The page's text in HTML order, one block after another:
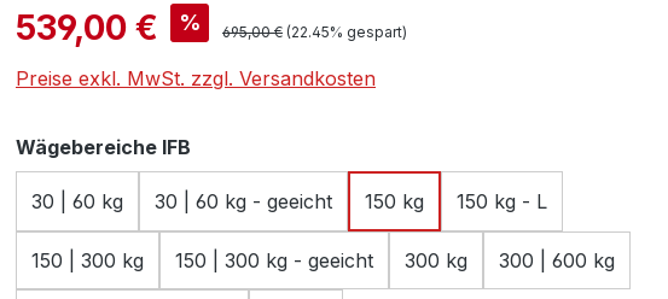
Verkaufspreis:
539,00 € % Regulärer Preis:
695,00 € (22.45% gespart)
Preise exkl. MwSt. zzgl. Versandkosten
Wägebereiche IFB
30 | 60 kg 30 | 60 kg - geeicht 150 kg 150 kg - L
150 | 300 kg 150 | 300 kg - geeicht 300 kg 300 | 600 kg